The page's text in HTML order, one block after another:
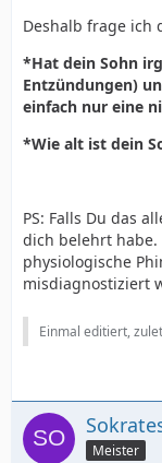
Deshalb frage ich
*Hat dein Sohn
Entzündungen)
einfach nur eine
*Wie alt ist dein
PS: Falls Du das
dich belehrt habe.
physiologische
misdiagnostiziert
Einmal editiert,
Meister